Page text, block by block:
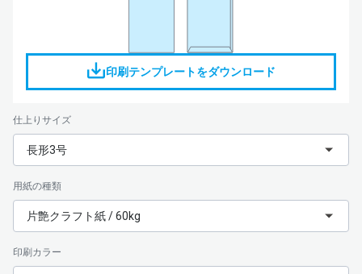
印刷テンプレートをダウンロード
仕上りサイズ
長形3号
用紙の種類
片艶クラフト紙 / 60kg
印刷カラー